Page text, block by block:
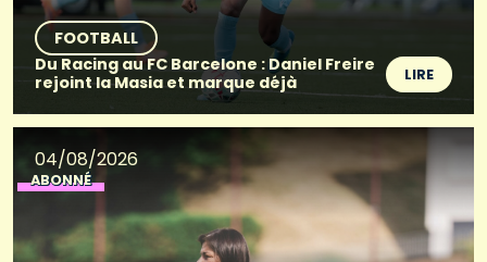
FOOTBALL
Du Racing au FC Barcelone : Daniel Freire
rejoint la Masia et marque déjà
LIRE
04/08/2026
ABONNÉ